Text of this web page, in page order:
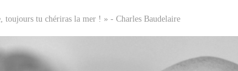
toujours tu chériras la mer ! » - Charles Baudelaire